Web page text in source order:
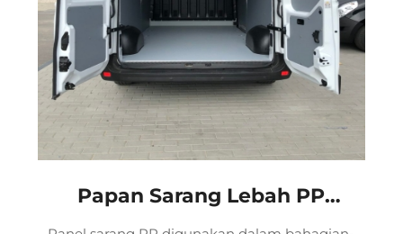
Papan Sarang Lebah PP
Automotif